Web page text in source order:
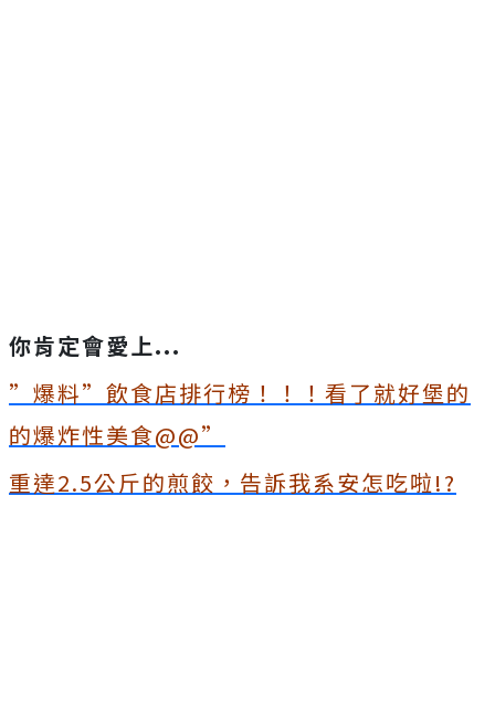
你肯定會愛上...
”爆料”飲食店排行榜！！！看了就好堡的
的爆炸性美食@@”
重達2.5公斤的煎餃，告訴我系安怎吃啦!?